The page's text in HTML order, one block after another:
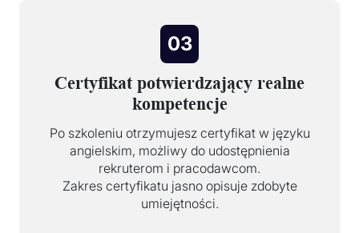
03
Certyfikat potwierdzający realne
kompetencje
Po szkoleniu otrzymujesz certyfikat w języku
angielskim, możliwy do udostępnienia
rekruterom i pracodawcom.
Zakres certyfikatu jasno opisuje zdobyte
umiejętności.